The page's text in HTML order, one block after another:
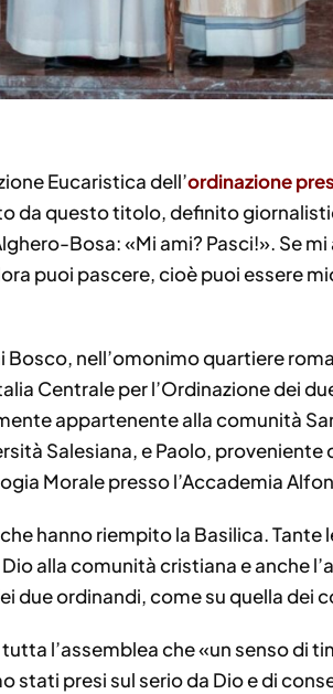
Eucaristica dell’ordinazione
da questo titolo, definito
Bosa: «Mi ami? Pasci!». Se
puoi pascere, cioè puoi essere
nell’omonimo quartiere
Centrale per l’Ordinazione dei
appartenente alla comunità
Salesiana, e Paolo, proveniente
Morale presso l’Accademia
hanno riempito la Basilica. Tante
alla comunità cristiana e anche
due ordinandi, come su quella dei
l’assemblea che «un senso di
stati presi sul serio da Dio e di